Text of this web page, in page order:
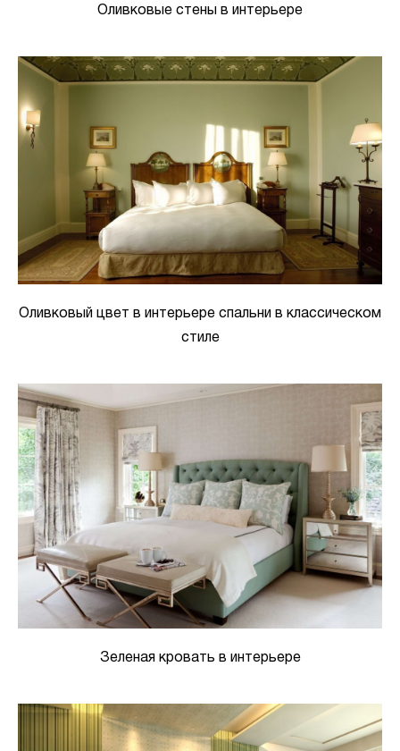
Оливковые стены в интерьере
Оливковый цвет в интерьере спальни в классическом
стиле
Зеленая кровать в интерьере